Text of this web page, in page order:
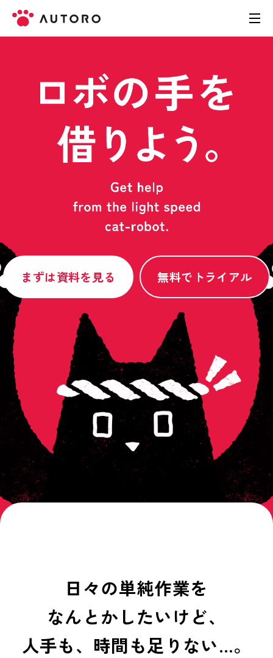
料金
導入事例
お役立ち資料
お問い合わせ
まずは資料を見る 無料でトライアル
日々の単純作業を
なんとかしたいけど、
人手も、時間も足りない…。